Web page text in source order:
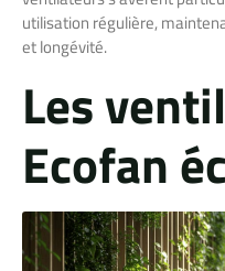
utilisation régulière,
et longévité.
Les
Ecofan